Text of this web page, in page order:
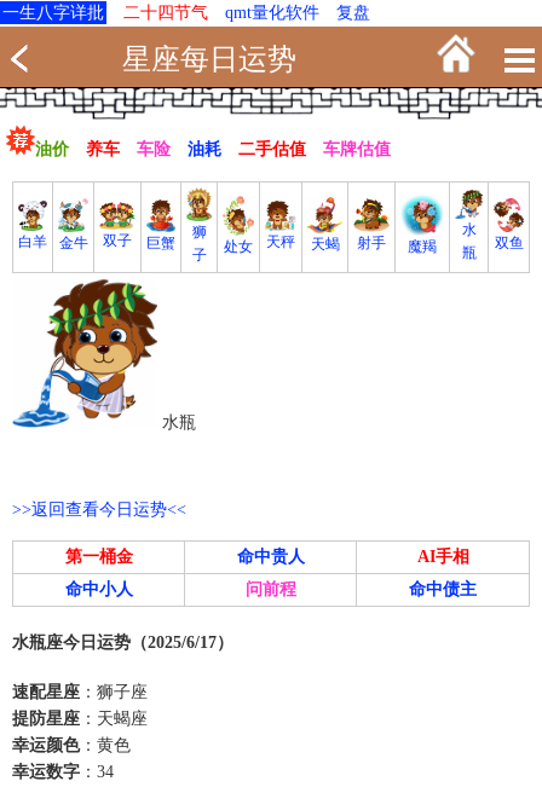
一生八字详批 二十四节气 qmt量化软件 复盘
星座每日运势
油价 养车 车险 油耗 二手估值 车牌估值
白羊 金牛 双子 巨蟹
狮
子
处女 天秤 天蝎 射手 魔羯
水
瓶
双鱼
水瓶
>>返回查看今日运势<<
第一桶金 命中贵人
AI手相
命中小人
问前程 命中债主
水瓶座今日运势（2025/6/17）
速配星座 ：狮子座
提防星座 ：天蝎座
幸运颜色：黄色
幸运数字 ：34